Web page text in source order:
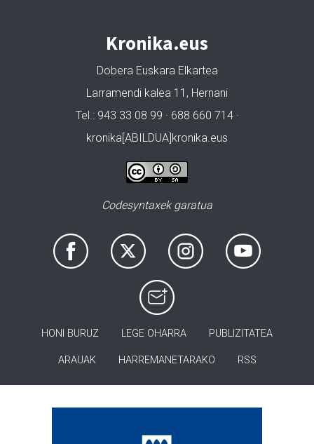
Kronika.eus
Dobera Euskara Elkartea
Larramendi kalea 11, Hernani
Tel.: 943 33 08 99 · 688 660 714 ·
kronika[ABILDUA]kronika.eus
Codesyntaxek garatua
HONI BURUZ LEGE OHARRA PUBLIZITATEA
ARAUAK HARREMANETARAKO RSS